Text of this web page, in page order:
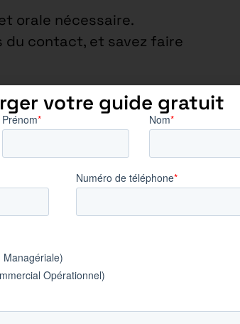
orale nécessaire.
du contact, et savez faire
de déplacement
Ouvrier Spe/Bac
votre guide gratuit